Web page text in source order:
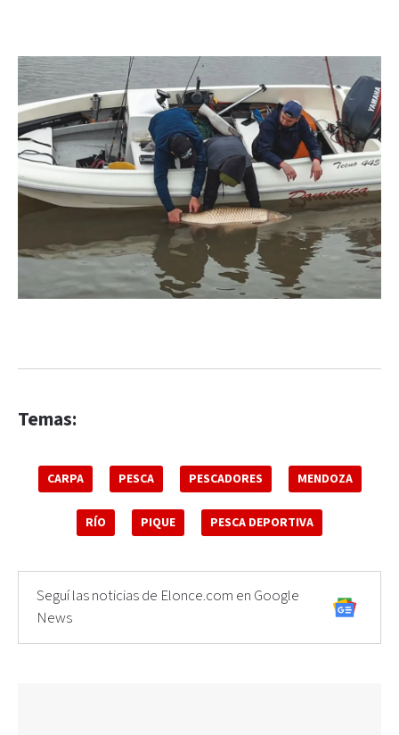
Temas:
CARPA PESCA PESCADORES MENDOZA
RÍO PIQUE PESCA DEPORTIVA
Seguí las noticias de Elonce.com en Google
News